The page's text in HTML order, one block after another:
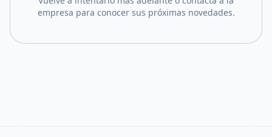
empresa para conocer sus próximas novedades.